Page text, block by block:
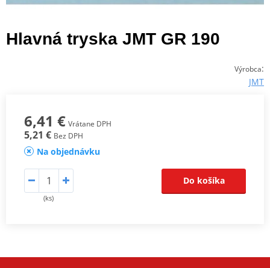
Hlavná tryska JMT GR 190
Výrobca:
JMT
6,41 € Vrátane DPH
5,21 € Bez DPH
Na objednávku
(ks)
Do košíka